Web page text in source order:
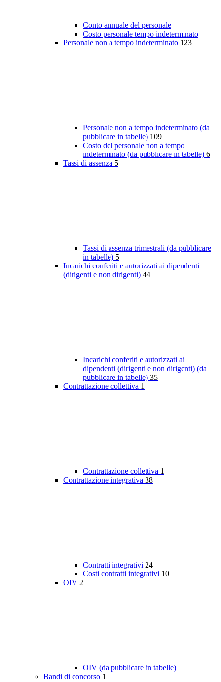
Conto annuale del personale
Costo personale tempo indeterminato
Personale non a tempo indeterminato 123
Personale non a tempo indeterminato (da
pubblicare in tabelle) 109
Costo del personale non a tempo
indeterminato (da pubblicare in tabelle) 6
Tassi di assenza 5
Tassi di assenza trimestrali (da pubblicare
in tabelle) 5
Incarichi conferiti e autorizzati ai dipendenti
(dirigenti e non dirigenti) 44
Incarichi conferiti e autorizzati ai
dipendenti (dirigenti e non dirigenti) (da
pubblicare in tabelle) 35
Contrattazione collettiva 1
Contrattazione collettiva 1
Contrattazione integrativa 38
Contratti integrativi 24
Costi contratti integrativi 10
OIV 2
OIV (da pubblicare in tabelle)
Bandi di concorso 1